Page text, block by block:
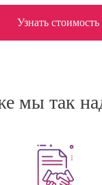
Узнать стоимость
мы так